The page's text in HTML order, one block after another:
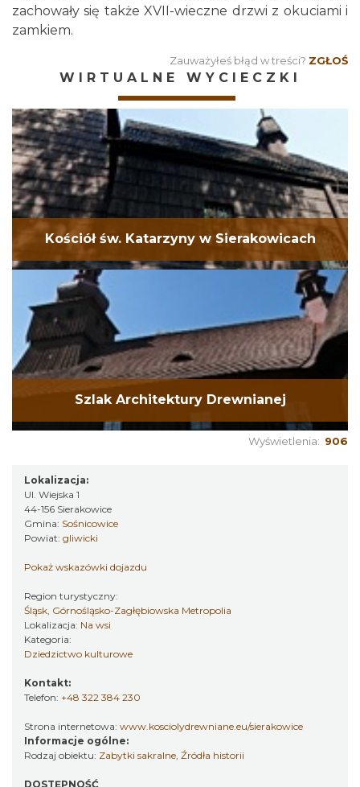
zachowały się także XVII-wieczne drzwi z okuciami i
zamkiem.
Zauważyłeś błąd w treści? ZGŁOŚ
WIRTUALNE WYCIECZKI
Kościół św. Katarzyny w Sierakowicach
Szlak Architektury Drewnianej
Wyświetlenia: 906
Lokalizacja:
Ul. Wiejska 1
44-156 Sierakowice
Gmina: Sośnicowice
Powiat: gliwicki
Pokaż wskazówki dojazdu
Region turystyczny:
Śląsk, Górnośląsko-Zagłębiowska Metropolia
Lokalizacja: Na wsi
Kategoria:
Dziedzictwo kulturowe
Kontakt:
Telefon: +48 322 384 230
Strona internetowa: www.kosciolydrewniane.eu/sierakowice
Informacje ogólne:
Rodzaj obiektu: Zabytki sakralne, Źródła historii
DOSTĘPNOŚĆ